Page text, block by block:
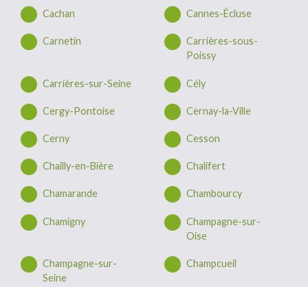
Cachan Cannes-Écluse
Carnetin
Carrières-sous-
Poissy
Carrières-sur-Seine Cély
Cergy-Pontoise Cernay-la-Ville
Cerny Cesson
Chailly-en-Bière Chalifert
Chamarande Chambourcy
Chamigny
Champagne-sur-
Oise
Champagne-sur-
Seine
Champcueil